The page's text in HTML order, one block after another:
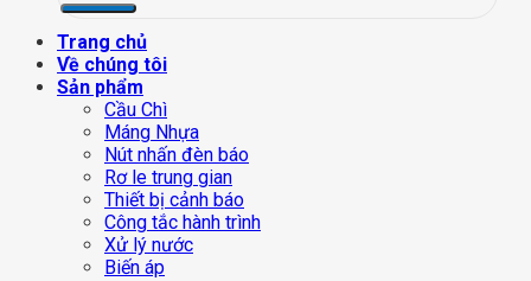
Trang chủ
Về chúng tôi
Sản phẩm
Cầu Chì
Máng Nhựa
Nút nhấn đèn báo
Rơ le trung gian
Thiết bị cảnh báo
Công tắc hành trình
Xử lý nước
Biến áp